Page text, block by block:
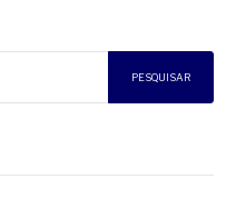
PESQUISAR